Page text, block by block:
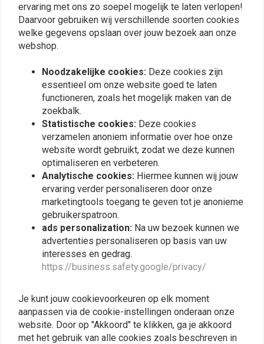
Vergelijkbare producten
C.RACER
Achterspatbord Met
ketting Beschermer voor
Universele
kentekenplaathouder
ervaring met ons zo soepel mogelijk te laten verlopen!
Daarvoor gebruiken wij verschillende soorten cookies
welke gegevens opslaan over jouw bezoek aan onze
webshop.
Noodzakelijke cookies: Deze cookies zijn
essentieel om onze website goed te laten
functioneren, zoals het mogelijk maken van de
zoekbalk.
Statistische cookies: Deze cookies
verzamelen anoniem informatie over hoe onze
website wordt gebruikt, zodat we deze kunnen
optimaliseren en verbeteren.
Analytische cookies: Hiermee kunnen wij jouw
ervaring verder personaliseren door onze
marketingtools toegang te geven tot je anonieme
gebruikerspatroon.
ads personalization: Na uw bezoek kunnen we
advertenties personaliseren op basis van uw
interesses en gedrag.
https://business.safety.google/privacy/
Je kunt jouw cookievoorkeuren op elk moment
aanpassen via de cookie-instellingen onderaan onze
website. Door op "Akkoord" te klikken, ga je akkoord
met het gebruik van alle cookies zoals beschreven in